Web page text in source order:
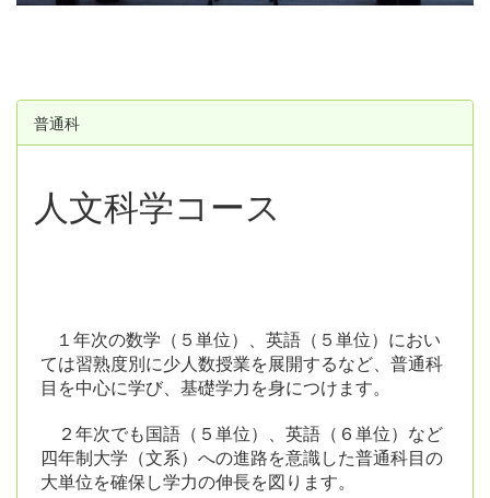
普通科
人文科学コース
１年次の数学（５単位）、英語（５単位）におい
ては習熟度別に少人数授業を展開するなど、普通科
目を中心に学び、基礎学力を身につけます。
２年次でも国語（５単位）、英語（６単位）など
四年制大学（文系）への進路を意識した普通科目の
大単位を確保し学力の伸長を図ります。